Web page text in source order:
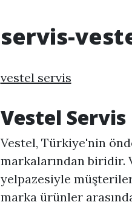
servis-
vestel servis
Vestel Servis
Vestel, Türkiye'nin
markalarından biridir.
yelpazesiyle
marka ürünler